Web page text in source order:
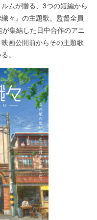
ムが贈る、3つの短編から
々』の主題歌。監督全員
集結した日中合作のアニ
画公開前からその主題歌
。